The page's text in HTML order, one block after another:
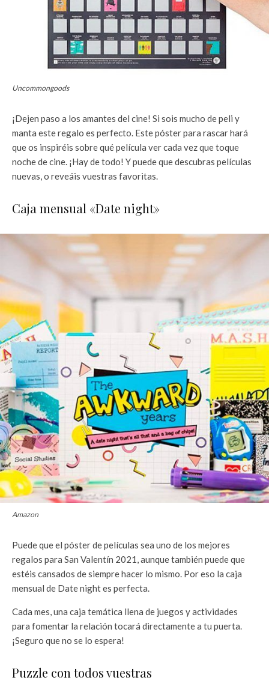
Uncommongoods
¡Dejen paso a los amantes del cine! Si sois mucho de peli y
manta este regalo es perfecto. Este póster para rascar hará
que os inspiréis sobre qué película ver cada vez que toque
noche de cine. ¡Hay de todo! Y puede que descubras películas
nuevas, o reveáis vuestras favoritas.
Caja mensual «Date night»
Amazon
Puede que el póster de películas sea uno de los mejores
regalos para San Valentín 2021, aunque también puede que
estéis cansados de siempre hacer lo mismo. Por eso la caja
mensual de Date night es perfecta.
Cada mes, una caja temática llena de juegos y actividades
para fomentar la relación tocará directamente a tu puerta.
¡Seguro que no se lo espera!
Puzzle con todos vuestras